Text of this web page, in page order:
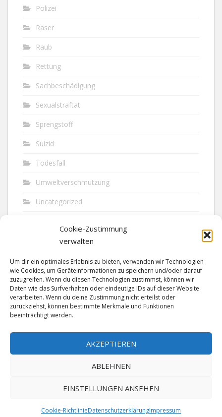
Cookie-Zustimmung
verwalten
Um dir ein optimales Erlebnis zu bieten, verwenden wir Technologien
wie Cookies, um Geräteinformationen zu speichern und/oder darauf
zuzugreifen. Wenn du diesen Technologien zustimmst, können wir
Daten wie das Surfverhalten oder eindeutige IDs auf dieser Website
verarbeiten. Wenn du deine Zustimmung nicht erteilst oder
zurückziehst, können bestimmte Merkmale und Funktionen
beeinträchtigt werden.
AKZEPTIEREN
ABLEHNEN
EINSTELLUNGEN ANSEHEN
Cookie-RichtlinieDatenschutzerklärungImpressum
Polizei
Raser
Raub
Rettung
Sachbeschädigung
Sexualstraftat
Sprengstoff
Suizid
Todesfall
Umweltverschmutzung
Uncategorized
Vandalismus
Verkehr
Verkehrsunfall
Vermisst
Waffen
MADE SINCE 1999 WITH ♥ BYABELNET| POWERED BYNADV